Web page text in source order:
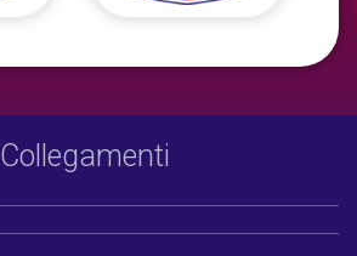
Collegamenti